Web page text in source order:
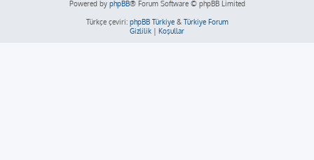
Powered by phpBB® Forum Software © phpBB Limited
Türkçe çeviri: phpBB Türkiye& Türkiye Forum
Gizlilik | Koşullar